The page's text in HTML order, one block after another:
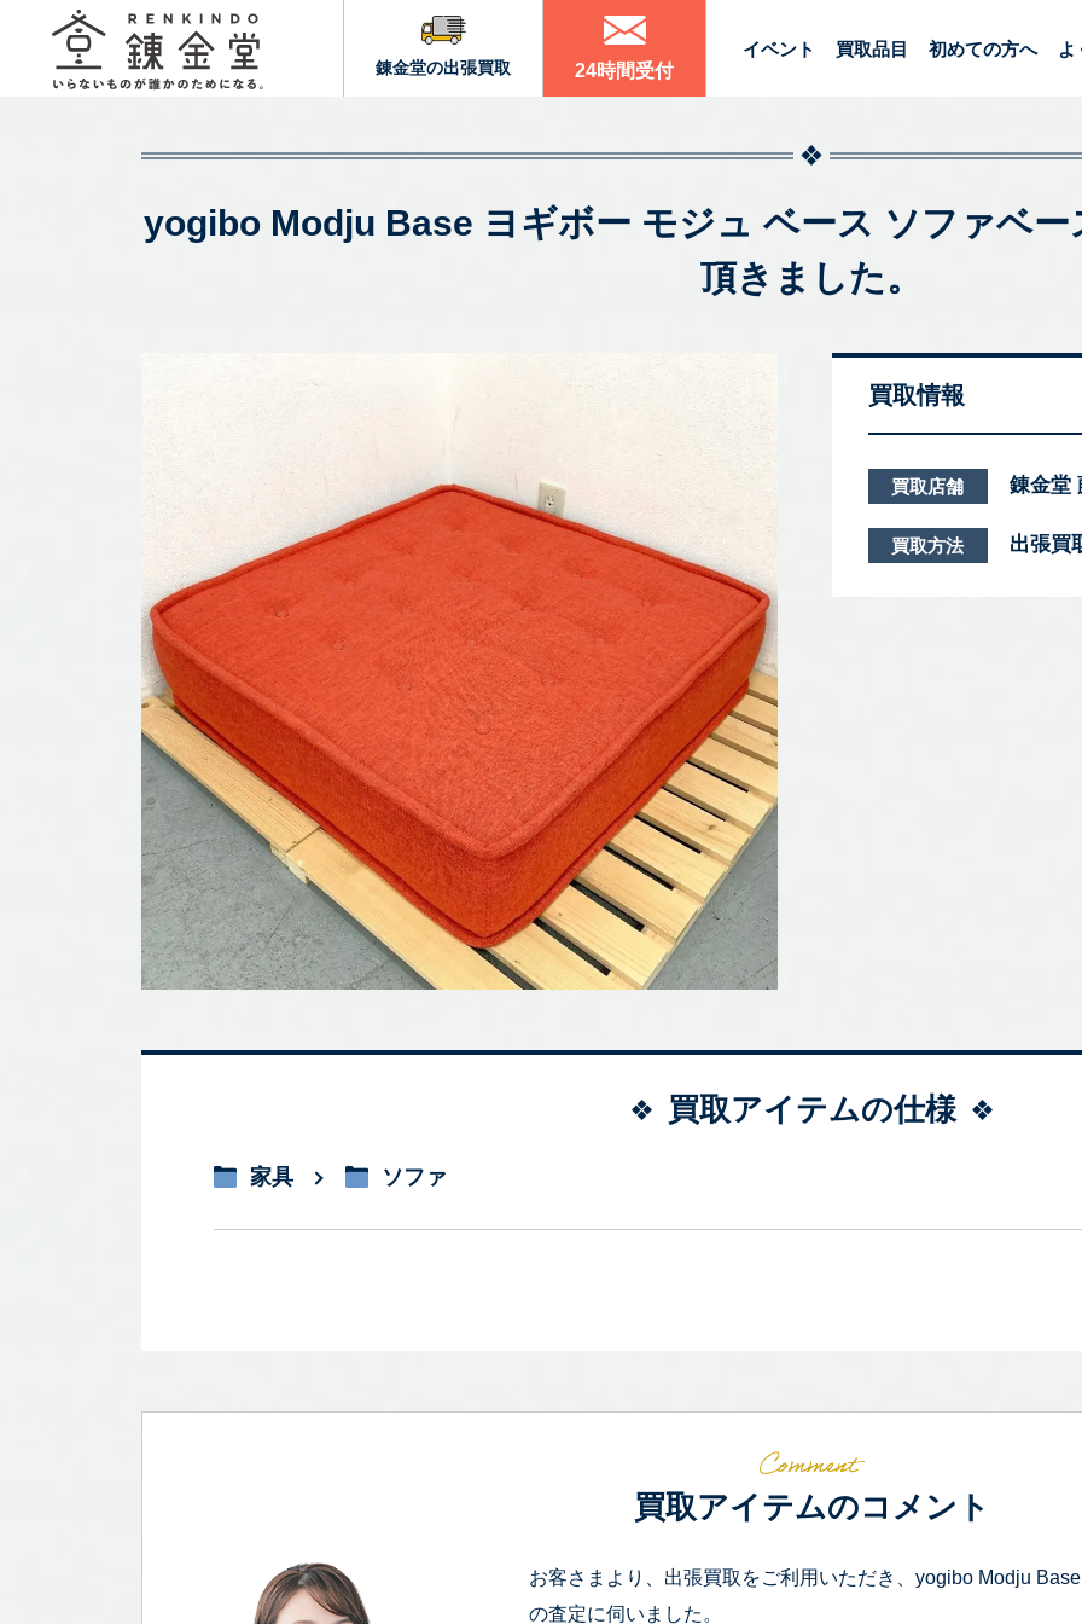
錬金堂の出張買取 24時間受付
イベント 買取品目 初めての方へ よ
yogibo Modju Base ヨギボー モジュ ベース ソファベ
頂きました。
買取情報
買取店舗 錬金堂
買取方法 出張買
買取アイテムの仕様
家具 ソファ
買取アイテムのコメント
お客さまより、出張買取をご利用いただき、yogibo Modju
の査定に伺いました。